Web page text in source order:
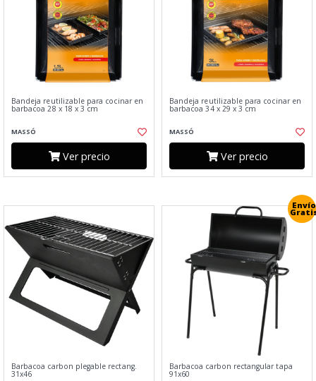
Bandeja reutilizable para cocinar en
barbacoa 28 x 18 x 3 cm
MASSÓ
Ver precio
Bandeja reutilizable para cocinar en
barbacoa 34 x 29 x 3 cm
MASSÓ
Ver precio
Barbacoa carbon plegable rectang.
31x46
Envío
Barbacoa carbon rectangular tapa
91x60